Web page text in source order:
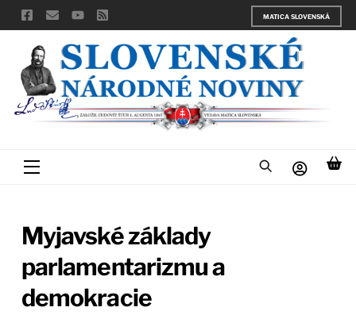
Skip
to
content
MATICA SLOVENSKÁ
Menu
Myjavské základy
parlamentarizmu a
demokracie